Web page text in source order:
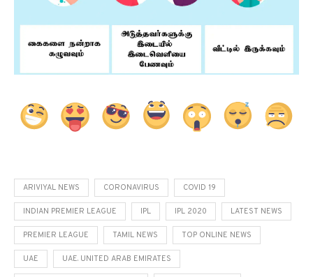
ARIVIYAL NEWS CORONAVIRUS COVID 19
INDIAN PREMIER LEAGUE IPL IPL 2020 LATEST NEWS
PREMIER LEAGUE TAMIL NEWS TOP ONLINE NEWS
UAE UAE. UNITED ARAB EMIRATES